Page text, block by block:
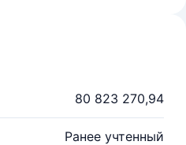
80 823 270,94
Ранее учтенный